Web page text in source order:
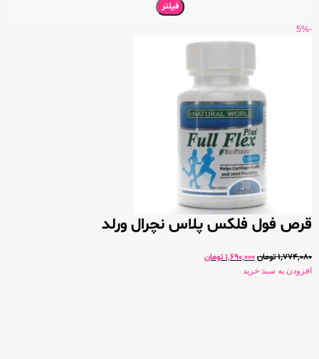
فیلتر
-5%
قرص فول فلکس پلاس نچرال ورلد
1,774,080تومان1,690,000 تومان
افزودن به سبد خرید